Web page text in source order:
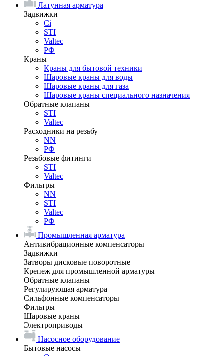
Латунная арматура
Задвижки
Ci
STI
Valtec
РФ
Краны
Краны для бытовой техники
Шаровые краны для воды
Шаровые краны для газа
Шаровые краны специального назначения
Обратные клапаны
STI
Valtec
Расходники на резьбу
NN
РФ
Резьбовые фитинги
STI
Valtec
Фильтры
NN
STI
Valtec
РФ
Промышленная арматура
Антивибрационные компенсаторы
Задвижки
Затворы дисковые поворотные
Крепеж для промышленной арматуры
Обратные клапаны
Регулирующая арматура
Сильфонные компенсаторы
Фильтры
Шаровые краны
Электроприводы
Насосное оборудование
Бытовые насосы